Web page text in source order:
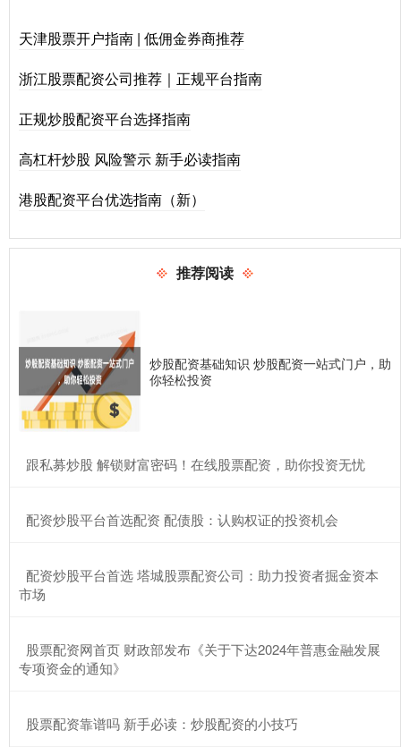
天津股票开户指南 | 低佣金券商推荐
浙江股票配资公司推荐｜正规平台指南
正规炒股配资平台选择指南
高杠杆炒股 风险警示 新手必读指南
港股配资平台优选指南（新）
推荐阅读
炒股配资基础知识 炒股配资一站式门户，助
你轻松投资
​跟私募炒股 解锁财富密码！在线股票配资，助你投资无忧
​配资炒股平台首选配资 配债股：认购权证的投资机会
​配资炒股平台首选 塔城股票配资公司：助力投资者掘金资本
市场
​股票配资网首页 财政部发布《关于下达2024年普惠金融发展
专项资金的通知》
​股票配资靠谱吗 新手必读：炒股配资的小技巧